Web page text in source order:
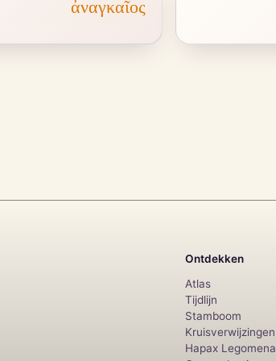
ἀναγκαῖος
Ontdekken
Atlas
Tijdlijn
Stamboom
Kruisverwijzingen
Hapax Legomena